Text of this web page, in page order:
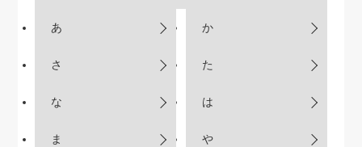
あ か
さ た
な は
ま や